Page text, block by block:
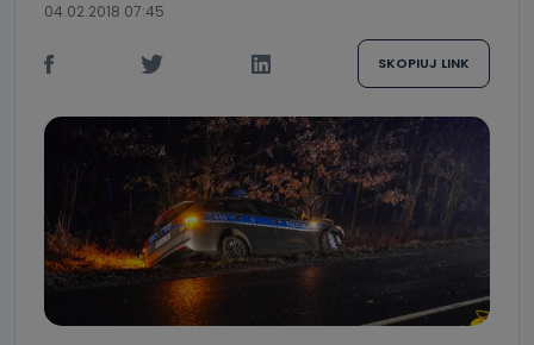
04.02.2018 07:45
SKOPIUJ LINK